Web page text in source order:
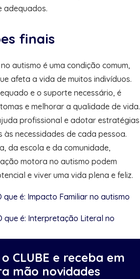
adequados.
finais
autismo é uma condição comum,
afeta a vida de muitos indivíduos.
e o suporte necessário, é
e melhorar a qualidade de vida.
profissional e adotar estratégias
necessidades de cada pessoa.
da escola e da comunidade,
motora no autismo podem
e viver uma vida plena e feliz.
que é: Impacto Familiar no autismo
que é: Interpretação Literal no
CLUBE e receba em
mão novidades